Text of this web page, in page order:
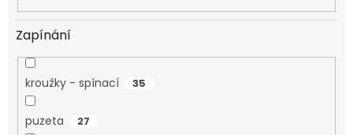
Zapínání
kroužky - spínací 35
puzeta 27